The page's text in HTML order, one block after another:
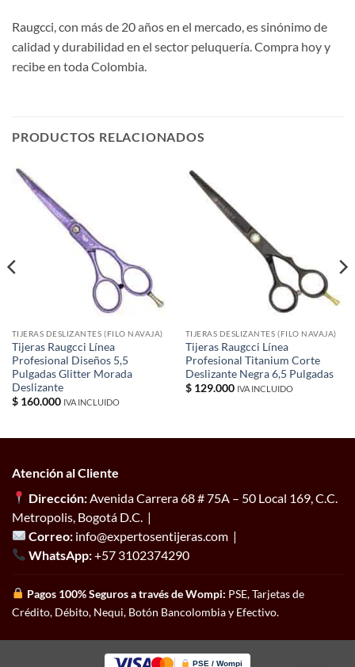
Raugcci, con más de 20 años en el mercado, es sinónimo de
calidad y durabilidad en el sector peluquería. Compra hoy y
recibe en toda Colombia.
PRODUCTOS RELACIONADOS
TIJERAS DESLIZANTES (FILO NAVAJA)
Tijeras Raugcci Línea
Profesional Diseños 5,5
Pulgadas Glitter Morada
Deslizante
$160.000 IVA INCLUIDO
TIJERAS DESLIZANTES (FILO NAVAJA)
Tijeras Raugcci Línea
Profesional Titanium Corte
Deslizante Negra 6,5 Pulgadas
$129.000 IVA INCLUIDO
Atención al Cliente
Dirección: Avenida Carrera 68 # 75A – 50 Local 169, C.C.
Metropolis, Bogotá D.C. |
Correo: info@expertosentijeras.com |
WhatsApp:+57 3102374290
Pagos 100% Seguros a través de Wompi: PSE, Tarjetas de
Crédito, Débito, Nequi, Botón Bancolombia y Efectivo.
PSE / Wompi